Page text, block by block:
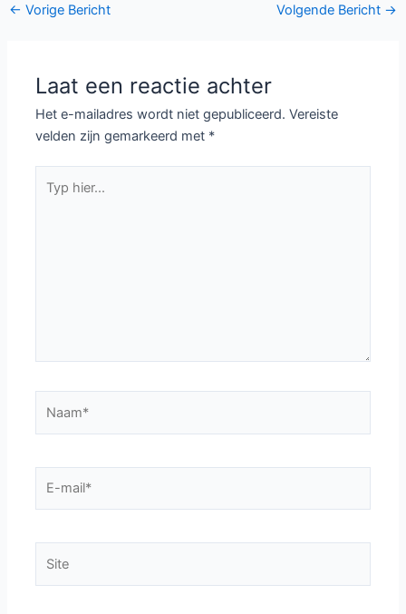
Bericht
← Vorige Bericht Volgende Bericht →
Laat een reactie achter
Het e-mailadres wordt niet gepubliceerd. Vereiste
velden zijn gemarkeerd met *
hier...